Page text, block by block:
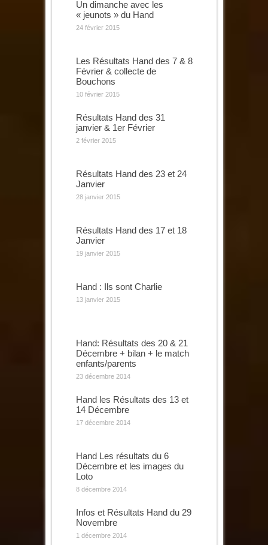
Un dimanche avec les
« jeunots » du Hand
24 février 2015
Les Résultats Hand des 7 & 8
Février & collecte de
Bouchons
10 février 2015
Résultats Hand des 31
janvier & 1er Février
2 février 2015
Résultats Hand des 23 et 24
Janvier
28 janvier 2015
Résultats Hand des 17 et 18
Janvier
19 janvier 2015
Hand : Ils sont Charlie
13 janvier 2015
Hand: Résultats des 20 & 21
Décembre + bilan + le match
enfants/parents
23 décembre 2014
Hand les Résultats des 13 et
14 Décembre
17 décembre 2014
Hand Les résultats du 6
Décembre et les images du
Loto
8 décembre 2014
Infos et Résultats Hand du 29
Novembre
1 décembre 2014